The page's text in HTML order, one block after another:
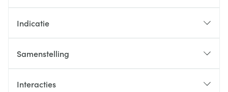
Indicatie
Samenstelling
Interacties